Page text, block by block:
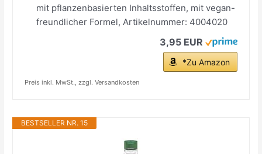
mit pflanzenbasierten Inhaltsstoffen, mit vegan-
freundlicher Formel, Artikelnummer: 4004020
3,95 EUR
*Zu Amazon
Preis inkl. MwSt., zzgl. Versandkosten
BESTSELLER NR. 15